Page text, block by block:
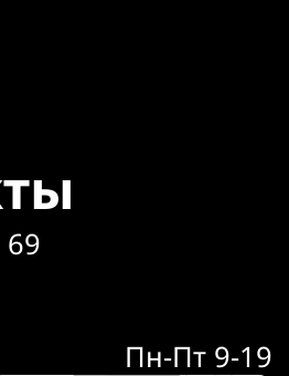
69
Пн-Пт 9-19